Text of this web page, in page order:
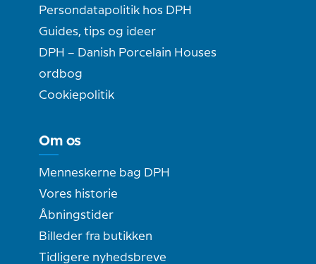
Persondatapolitik hos DPH
Guides, tips og ideer
DPH – Danish Porcelain Houses
ordbog
Cookiepolitik
Om os
Menneskerne bag DPH
Vores historie
Åbningstider
Billeder fra butikken
Tidligere nyhedsbreve